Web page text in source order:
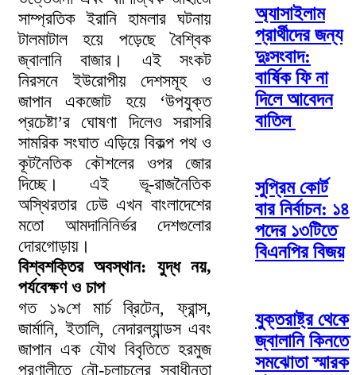
সাম্প্রতিক ইরানি হামলার ঘটনায়
টালমাটাল হয়ে পড়েছে বৈশ্বিক
জ্বালানি বাজার। এই সংকট
নিরসনে ইউরোপীয় দেশসমূহ ও
জাপান একজোট হয়ে ‘উপযুক্ত
প্রচেষ্টা’র ঘোষণা দিলেও সরাসরি
সামরিক সংঘাত এড়িয়ে বিকল্প পথ ও
কূটনৈতিক কৌশলের ওপর জোর
দিচ্ছে। এই ভূ-রাজনৈতিক
অস্থিরতার ঢেউ এখন বাংলাদেশের
মতো আমদানিনির্ভর দেশগুলোর
দোরগোড়ায়।
বিশ্বশক্তির অবস্থান: যুদ্ধ নয়,
পর্যবেক্ষণ ও চাপ
গত ১৯শে মার্চ ব্রিটেন, ফ্রান্স,
জার্মানি, ইতালি, নেদারল্যান্ডস এবং
জাপান এক যৌথ বিবৃতিতে হরমুজ
প্রণালীতে নৌ-চলাচলের স্বাধীনতা
অ্যাসাইলাম
প্রার্থীদের জন্য
দুঃসংবাদ:
বার্ষিক ফি না
দিলে আবেদন
বাতিল
সুপ্রিম কোর্ট
বার নির্বাচন: ১৪
পদের ১৩টিতে
বিএনপির বিজয়
যুক্তরাষ্ট্র থেকে
জ্বালানি কিনতে
সমঝোতা স্মারক